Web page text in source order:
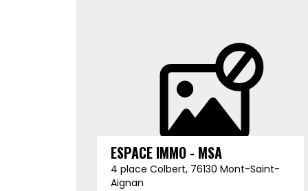
ESPACE IMMO - MSA
4 place Colbert, 76130 Mont-Saint-
Aignan